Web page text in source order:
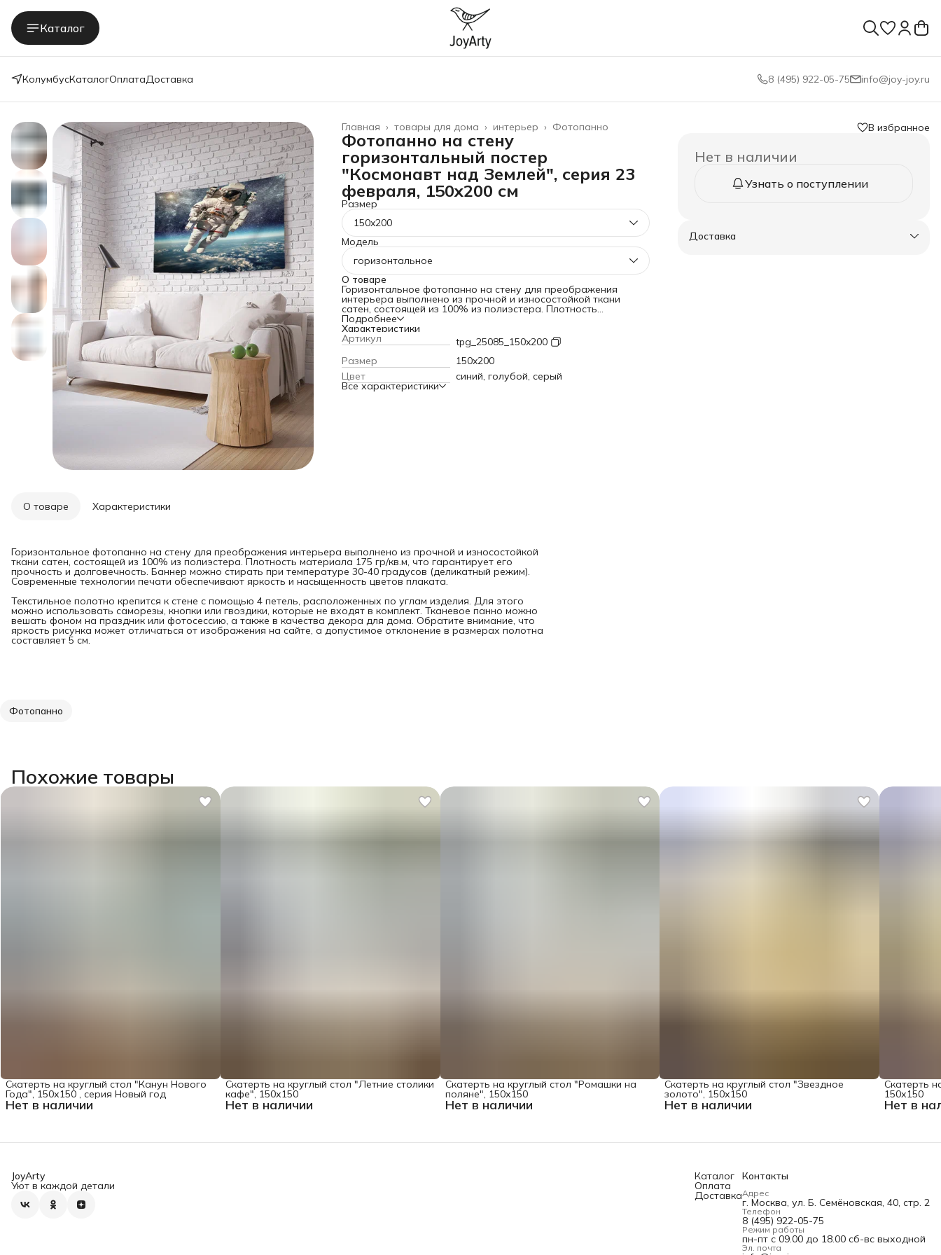
Каталог
КолумбусКаталогОплатаДоставка 8 (495) 922-05-75 info@joy-joy.ru
Фотопанно
интерьер ›
товары для дома ›
Главная ›
Фотопанно на стену
горизонтальный постер
"Космонавт над Землей", серия 23
февраля, 150x200 см
Размер
150x200
Модель
горизонтальное
О товаре
Горизонтальное фотопанно на стену для преображения
интерьера выполнено из прочной и износостойкой ткани
сатен, состоящей из 100% из полиэстера. Плотность
материала 175 гр/кв.м, что гарантирует его прочность и
долговечность. Баннер можно стирать при температуре 30-40
градусов (деликатный режим). Современные технологии
печати обеспечивают яркость и насыщенность цветов
плаката. Текстильное полотно крепится к стене с помощью 4
петель, расположенных по углам изделия. Для этого можно
использовать саморезы, кнопки или гвоздики, которые не
входят в комплект. Тканевое панно можно вешать фоном на
Подробнее
Характеристики
Артикул
tpg_25085_150x200
Размер
150x200
Цвет
синий, голубой, серый
Все характеристики
В избранное
Нет в наличии
Узнать о поступлении
Доставка
О товаре Характеристики
Горизонтальное фотопанно на стену для преображения интерьера выполнено из прочной и износостойкой
ткани сатен, состоящей из 100% из полиэстера. Плотность материала 175 гр/кв.м, что гарантирует его
прочность и долговечность. Баннер можно стирать при температуре 30-40 градусов (деликатный режим).
Современные технологии печати обеспечивают яркость и насыщенность цветов плаката.
Текстильное полотно крепится к стене с помощью 4 петель, расположенных по углам изделия. Для этого
можно использовать саморезы, кнопки или гвоздики, которые не входят в комплект. Тканевое панно можно
вешать фоном на праздник или фотосессию, а также в качества декора для дома. Обратите внимание, что
яркость рисунка может отличаться от изображения на сайте, а допустимое отклонение в размерах полотна
составляет 5 см.
Фотопанно
Похожие товары
Нет в наличии
Скатерть на круглый стол "Канун Нового
Года", 150х150 , серия Новый год
Нет в наличии
Скатерть на круглый стол "Летние столики
кафе", 150х150
Нет в наличии
Скатерть на круглый стол "Ромашки на
поляне", 150х150
Нет в наличии
Скатерть на круглый стол "Звездное
золото", 150х150
Нет в
Скатерть
150х150
JoyArty
Уют в каждой детали
Каталог
Оплата
Доставка
Контакты
Адрес
г. Москва, ул. Б. Семёновская, 40, стр. 2
Телефон
8 (495) 922-05-75
Режим работы
пн-пт с 09.00 до 18.00 сб-вс выходной
Эл. почта